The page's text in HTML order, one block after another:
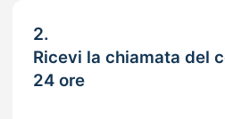
2.
Ricevi la chiamata del
24 ore